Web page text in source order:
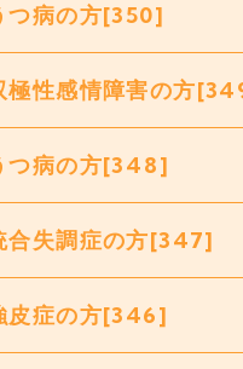
つ病の方[350]
極性感情障害の方
つ病の方[348]
合失調症の方[347]
皮症の方[346]